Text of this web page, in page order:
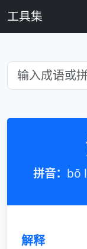
工具集
拼音： bō
解释